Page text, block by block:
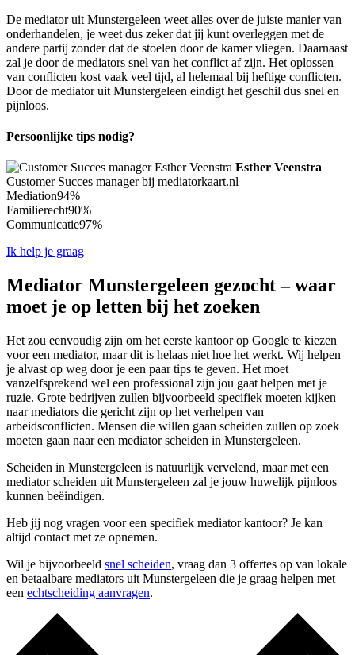
De mediator uit Munstergeleen weet alles over de juiste manier van
onderhandelen, je weet dus zeker dat jij kunt overleggen met de
andere partij zonder dat de stoelen door de kamer vliegen. Daarnaast
zal je door de mediators snel van het conflict af zijn. Het oplossen
van conflicten kost vaak veel tijd, al helemaal bij heftige conflicten.
Door de mediator uit Munstergeleen eindigt het geschil dus snel en
pijnloos.
Persoonlijke tips nodig?
Esther Veenstra
Customer Succes manager bij mediatorkaart.nl
Mediation94%
Familierecht90%
Communicatie97%
Ik help je graag
Mediator Munstergeleen gezocht – waar
moet je op letten bij het zoeken
Het zou eenvoudig zijn om het eerste kantoor op Google te kiezen
voor een mediator, maar dit is helaas niet hoe het werkt. Wij helpen
je alvast op weg door je een paar tips te geven. Het moet
vanzelfsprekend wel een professional zijn jou gaat helpen met je
ruzie. Grote bedrijven zullen bijvoorbeeld specifiek moeten kijken
naar mediators die gericht zijn op het verhelpen van
arbeidsconflicten. Mensen die willen gaan scheiden zullen op zoek
moeten gaan naar een mediator scheiden in Munstergeleen.
Scheiden in Munstergeleen is natuurlijk vervelend, maar met een
mediator scheiden uit Munstergeleen zal je jouw huwelijk pijnloos
kunnen beëindigen.
Heb jij nog vragen voor een specifiek mediator kantoor? Je kan
altijd contact met ze opnemen.
Wil je bijvoorbeeld snel scheiden, vraag dan 3 offertes op van lokale
en betaalbare mediators uit Munstergeleen die je graag helpen met
een echtscheiding aanvragen.